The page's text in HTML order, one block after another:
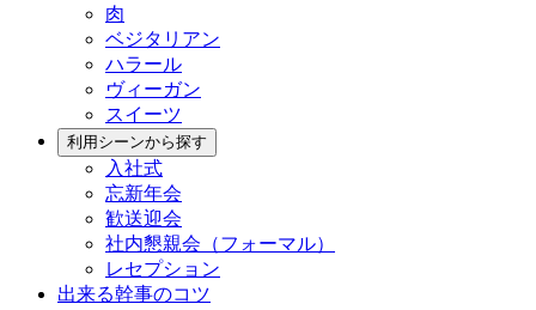
肉
ベジタリアン
ハラール
ヴィーガン
スイーツ
利用シーンから探す
入社式
忘新年会
歓送迎会
社内懇親会（フォーマル）
レセプション
出来る幹事のコツ